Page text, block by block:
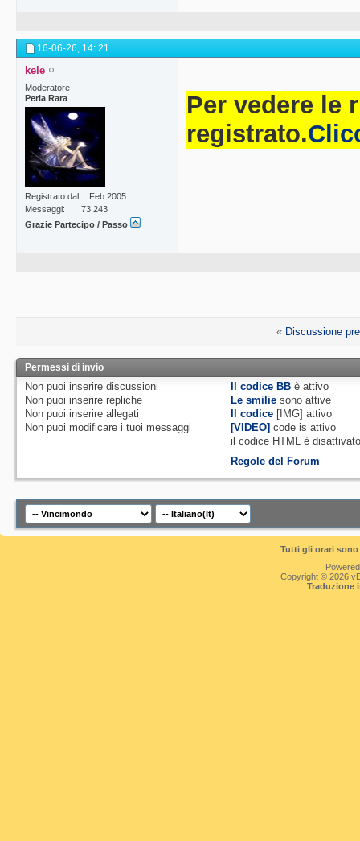
16-06-26, 14: 21
kele
Moderatore
Perla Rara
Registrato dal
Feb 2005
Messaggi
73,243
Grazie Partecipo / Passo
Per vedere le
registrato.
« Discussione
Permessi di invio
Non puoi inserire discussioni
Non puoi inserire repliche
Non puoi inserire allegati
Non puoi modificare i tuoi messaggi
Il codice BB èattivo
Le smilie sono attive
Il codice [IMG]attivo
[VIDEO] code isattivo
il codice HTML è
Regole del Forum
Tutti gli orari
Copyright © 2026
Traduzione